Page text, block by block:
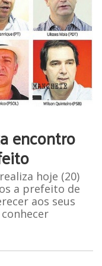
encontro
hoje (20)
a prefeito de
aos seus